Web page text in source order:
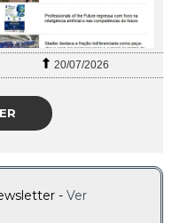
20/07/2026
- Ver